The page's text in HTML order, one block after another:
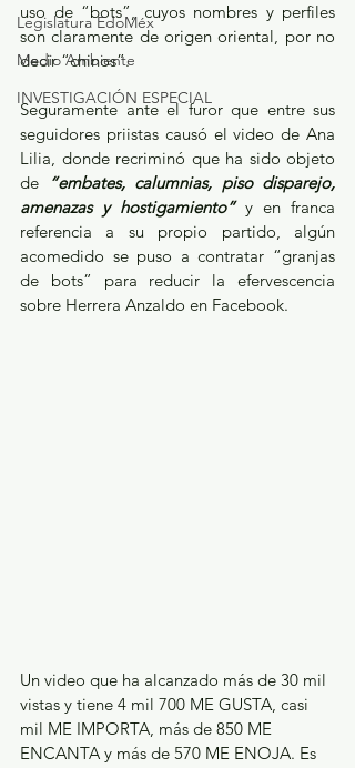
Legislatura EdoMéx
Medio Ambiente
INVESTIGACIÓN ESPECIAL
uso de “bots”, cuyos nombres y perfiles
son claramente de origen oriental, por no
decir “chinos”.
Seguramente ante el furor que entre sus
seguidores priistas causó el video de Ana
Lilia, donde recriminó que ha sido objeto
de
“embates, calumnias, piso disparejo,
amenazas y hostigamiento” y en franca
referencia a su propio partido, algún
acomedido se puso a contratar “granjas
de bots” para reducir la efervescencia
sobre Herrera Anzaldo en Facebook.
Un video que ha alcanzado más de 30 mil
vistas y tiene 4 mil 700 ME GUSTA, casi
mil ME IMPORTA, más de 850 ME
ENCANTA y más de 570 ME ENOJA. Es